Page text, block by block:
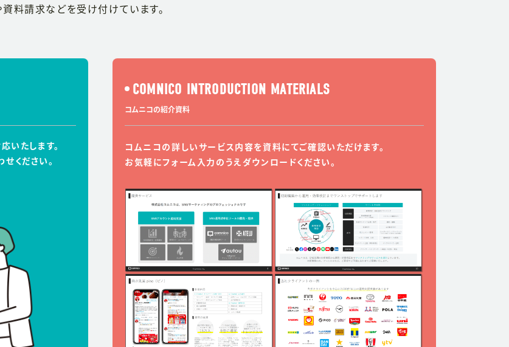
資料請求などを受け付けています。
いたします。
ください。
COMNICO INTRODUCTION MATERIALS
コムニコの紹介資料
コムニコの詳しいサービス内容を資料にてご確認いただけます。
お気軽にフォーム入力のうえダウンロードください。